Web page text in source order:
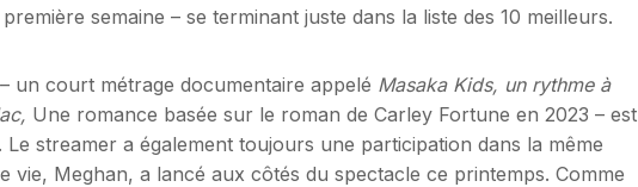
semaine – se terminant juste dans la liste des 10 meilleurs.
un court métrage documentaire appelé Masaka Kids, un rythme à
Une romance basée sur le roman de Carley Fortune en 2023 – est
streamer a également toujours une participation dans la même
vie, Meghan, a lancé aux côtés du spectacle ce printemps. Comme